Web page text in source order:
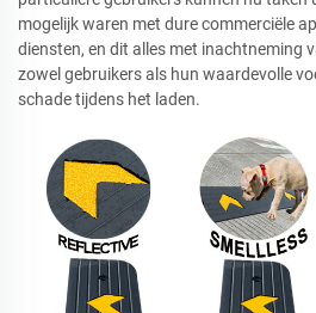
mogelijk waren met dure commerciële
diensten, en dit alles met inachtneming
zowel gebruikers als hun waardevolle
schade tijdens het laden.